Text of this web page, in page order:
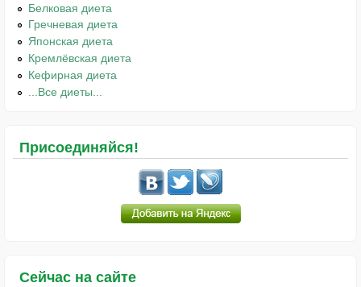
Белковая диета
Гречневая диета
Японская диета
Кремлёвская диета
Кефирная диета
...Все диеты...
Присоединяйся!
Сейчас на сайте